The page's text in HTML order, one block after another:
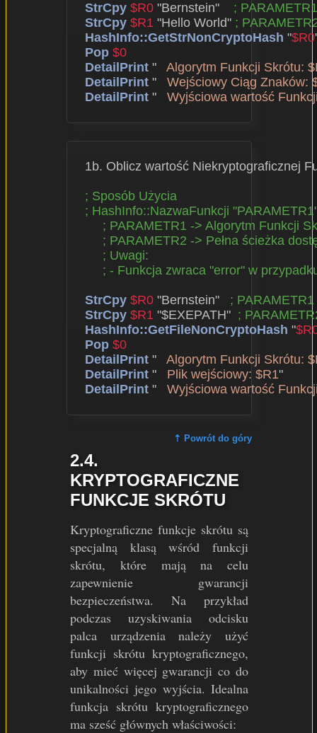
StrCpy $R0 "Bernstein" ; PARAMETR1
StrCpy $R1 "Hello World" ;
HashInfo::GetStrNonCryptoHash "$R0
Pop $0
DetailPrint " Algorytm Funkcji Skrótu:
DetailPrint " Wejściowy Ciąg Znaków:
DetailPrint " Wyjściowa wartość
1b. Oblicz wartość Niekryptograficznej
; Sposób Użycia
; HashInfo::NazwaFunkcji
; PARAMETR1 -> Algorytm Funkcji
; PARAMETR2 -> Pełna ścieżka
; Uwagi:
; - Funkcja zwraca "error" w
StrCpy $R0 "Bernstein" ; PARAMETR1
StrCpy $R1 "$EXEPATH" ;
HashInfo::GetFileNonCryptoHash "
Pop $0
DetailPrint " Algorytm Funkcji Skrótu:
DetailPrint " Plik wejściowy: $R1"
DetailPrint " Wyjściowa wartość
⇡ Powrót do góry
2.4.
KRYPTOGRAFICZNE
FUNKCJE SKRÓTU
Kryptograficzne funkcje skrótu są
specjalną klasą wśród funkcji
skrótu, które mają na celu
zapewnienie gwarancji
bezpieczeństwa. Na przykład
podczas uzyskiwania odcisku
palca urządzenia należy użyć
funkcji skrótu kryptograficznego,
aby mieć więcej gwarancji co do
unikalności jego wyjścia. Idealna
funkcja skrótu kryptograficznego
ma sześć głównych właściwości: